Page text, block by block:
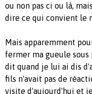
ou non pas ci ou là,
dire ce qui convient le
Mais apparemment
fermer ma gueule
dit quand je lui ai dis
fils n'avait pas de
visite d'aujourd'hui et